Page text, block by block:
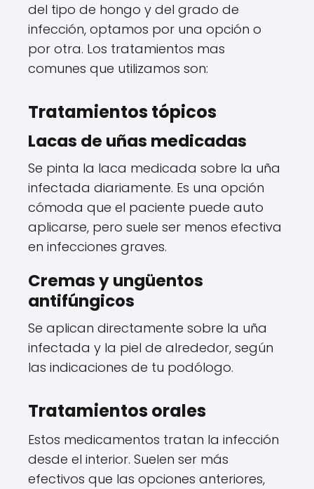
del tipo de hongo y del grado de
infección, optamos por una opción o
por otra. Los tratamientos mas
comunes que utilizamos son:
Tratamientos tópicos
Lacas de uñas medicadas
Se pinta la laca medicada sobre la uña
infectada diariamente. Es una opción
cómoda que el paciente puede auto
aplicarse, pero suele ser menos efectiva
en infecciones graves.
Cremas y ungüentos
antifúngicos
Se aplican directamente sobre la uña
infectada y la piel de alrededor, según
las indicaciones de tu podólogo.
Tratamientos orales
Estos medicamentos tratan la infección
desde el interior. Suelen ser más
efectivos que las opciones anteriores,